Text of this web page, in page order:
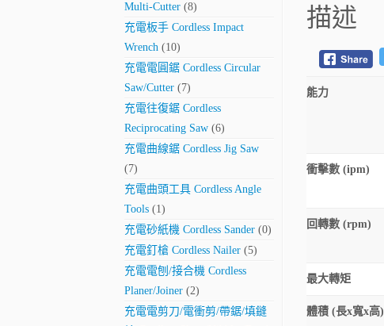
Multi-Cutter (8)
充電板手 Cordless Impact
Wrench (10)
充電電圓鋸 Cordless Circular
Saw/Cutter (7)
充電往復鋸 Cordless
Reciprocating Saw (6)
充電曲線鋸 Cordless Jig Saw
(7)
充電曲頭工具 Cordless Angle
Tools (1)
充電砂紙機 Cordless Sander (0)
充電釘槍 Cordless Nailer (5)
充電電刨/接合機 Cordless
Planer/Joiner (2)
充電電剪刀/電衝剪/帶鋸/填鏠
描述
能力
衝擊數 (ipm)
回轉數 (rpm)
最大轉矩
體積 (長x寬x高)